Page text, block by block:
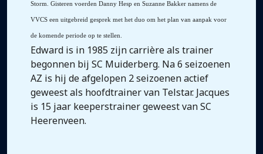
Storm. Gisteren voerden Danny Hesp en Suzanne Bakker namens de
VVCS een uitgebreid gesprek met het duo om het plan van aanpak voor
de komende periode op te stellen.
Edward is in 1985 zijn carrière als trainer
begonnen bij SC Muiderberg. Na 6 seizoenen
AZ is hij de afgelopen 2 seizoenen actief
geweest als hoofdtrainer van Telstar. Jacques
is 15 jaar keeperstrainer geweest van SC
Heerenveen.